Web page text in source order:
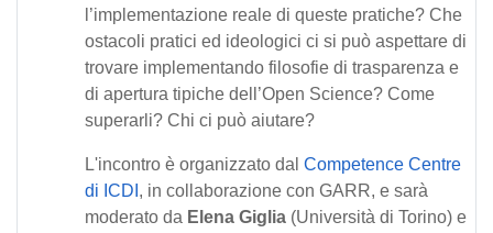
l’implementazione reale di queste pratiche? Che
ostacoli pratici ed ideologici ci si può aspettare di
trovare implementando filosofie di trasparenza e
di apertura tipiche dell’Open Science? Come
superarli? Chi ci può aiutare?
L'incontro è organizzato dal Competence Centre
di ICDI , in collaborazione con GARR, e sarà
moderato da Elena Giglia (Università di Torino) e